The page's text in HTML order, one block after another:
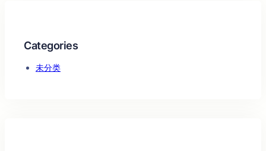
Categories
未分类